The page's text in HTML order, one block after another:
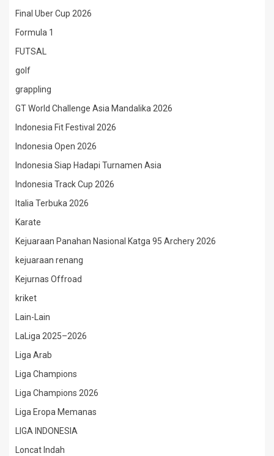
Final Uber Cup 2026
Formula 1
FUTSAL
golf
grappling
GT World Challenge Asia Mandalika 2026
Indonesia Fit Festival 2026
Indonesia Open 2026
Indonesia Siap Hadapi Turnamen Asia
Indonesia Track Cup 2026
Italia Terbuka 2026
Karate
Kejuaraan Panahan Nasional Katga 95 Archery 2026
kejuaraan renang
Kejurnas Offroad
kriket
Lain-Lain
LaLiga 2025–2026
Liga Arab
Liga Champions
Liga Champions 2026
Liga Eropa Memanas
LIGA INDONESIA
Loncat Indah